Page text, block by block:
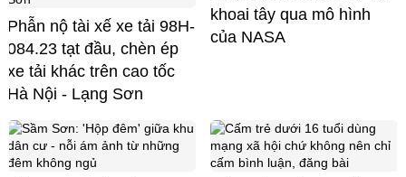
Phẫn nộ tài xế xe tải 98H-
084.23 tạt đầu, chèn ép
xe tải khác trên cao tốc
Hà Nội - Lạng Sơn
khoai tây qua mô hình
của NASA